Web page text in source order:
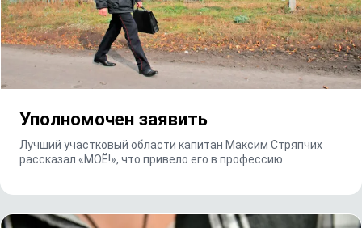
Уполномочен заявить
Лучший участковый области капитан Максим Стряпчих
рассказал «МОЁ!», что привело его в профессию